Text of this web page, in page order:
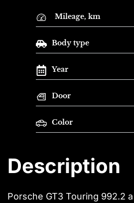
Mileage, km
Body type
Year
Door
Color
Description
Porsche GT3 Touring 992.2